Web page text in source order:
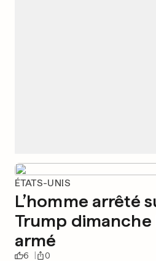
ÉTATS-UNIS
L’homme arrêté
Trump
armé
6 0